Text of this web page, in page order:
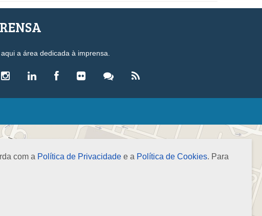
com a Política de Privacidade e a Política de Cookies. Para
a área dedicada à imprensa.
LEGISLAÇÃO
Leis
Decretos-Lei